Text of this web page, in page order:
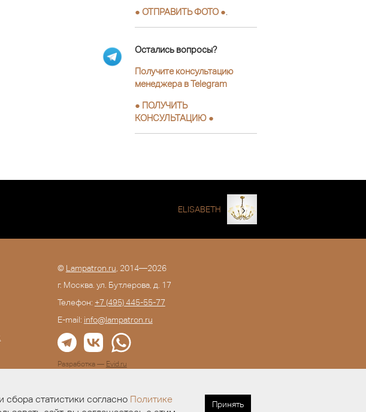
статистики согласно Политике
Принять
● ОТПРАВИТЬ ФОТО ●
Остались вопросы?
Получите консультацию
менеджера в Telegram
● ПОЛУЧИТЬ
КОНСУЛЬТАЦИЮ ●
ELISABETH
© Lampatron.ru , 2014—2026
г. Москва. ул. Бутлерова, д. 17
Телефон: +7 (495) 445-55-77
E-mail: info@lampatron.ru
Разработка — Evid.ru